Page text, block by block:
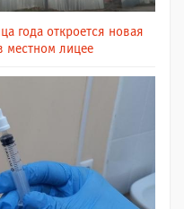
года откроется новая
местном лицее